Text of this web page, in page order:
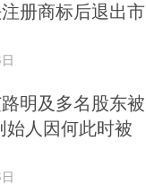
册商标后退出市
路明及多名股东被
始人因何此时被